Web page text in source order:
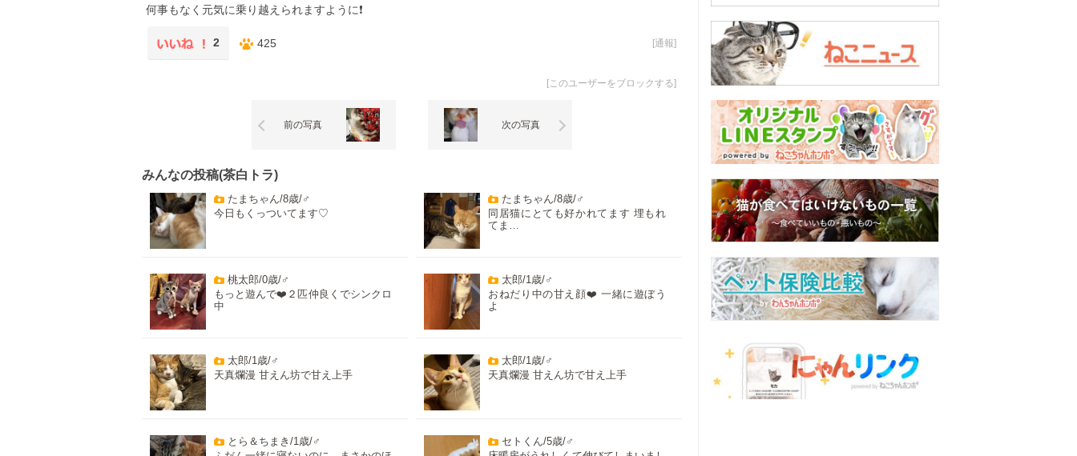
何事もなく元気に乗り越えられますように❗️
2 425 [通報]
[このユーザーをブロックする]
前の写真 次の写真
みんなの投稿(茶白トラ)
たまちゃん/8歳/♂
今日もくっついてます♡
たまちゃん/8歳/♂
同居猫にとても好かれてます 埋もれ
てま…
桃太郎/0歳/♂
もっと遊んで❤️２匹仲良くでシンクロ
中
太郎/1歳/♂
おねだり中の甘え顔❤️ 一緒に遊ぼう
よ
太郎/1歳/♂
天真爛漫 甘えん坊で甘え上手
太郎/1歳/♂
天真爛漫 甘えん坊で甘え上手
とら＆ちまき/1歳/♂
セトくん/5歳/♂